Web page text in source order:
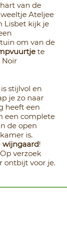
van de
Ateljee
Lisbet kijk je
om van de
te
Noir
stijlvol en
je zo naar
heeft een
een complete
de open
is.
wijngaard!
verzoek
ontbijt voor je.